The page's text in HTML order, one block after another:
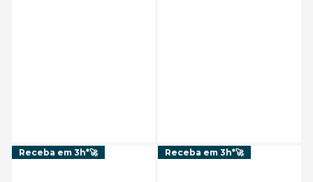
Receba em 3h*🚀 Receba em 3h*🚀